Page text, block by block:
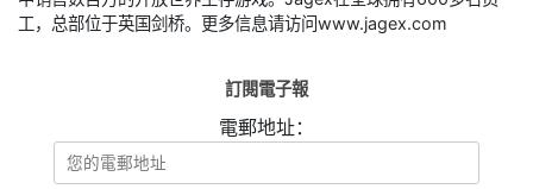
工，总部位于英国剑桥。更多信息请访问www.jagex.com
訂閱電子報
電郵地址：